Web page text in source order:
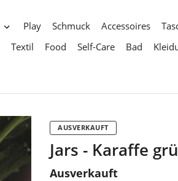
Play Schmuck Accessoires
Textil Food Self-Care Bad
AUSVERKAUFT
Jars - Karaffe
Ausverkauft